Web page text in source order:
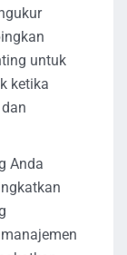
untuk
ketika
Anda